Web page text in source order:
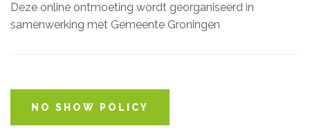
Deze online ontmoeting wordt georganiseerd in
samenwerking met Gemeente Groningen
NO SHOW POLICY